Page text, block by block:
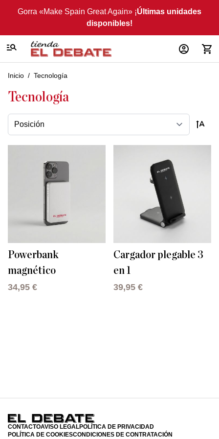
Gorra «Make Spain Great Again» ¡Últimas unidades
disponibles!
Inicio / Tecnología
Tecnología
Powerbank
magnético
34,95 €
Cargador plegable 3
en 1
39,95 €
CONTACTOAVISO LEGALPOLÍTICA DE PRIVACIDAD
POLÍTICA DE COOKIESCONDICIONES DE CONTRATACIÓN